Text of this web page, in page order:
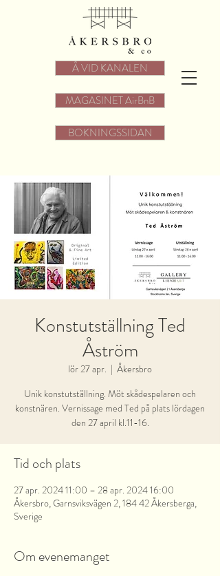
Å VID KANALEN
MAGASINET AirBnB
BOKNINGSSIDAN
Konstutställning Ted
Åström
lör 27 apr.
  |
Åkersbro
Unik konstutställning. Möt skådespelaren och
konstnären. Vernissage med Ted på plats lördagen
den 27 april kl.11-16.
Tid och plats
27 apr. 2024 11:00 – 28 apr. 2024 16:00
Åkersbro, Garnsviksvägen 2, 184 42 Åkersberga,
Sverige
Om evenemanget